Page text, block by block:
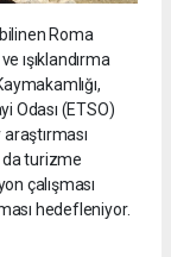
bilinen Roma
ışıklandırma
Odası (ETSO)
da turizme
çalışması
hedefleniyor.